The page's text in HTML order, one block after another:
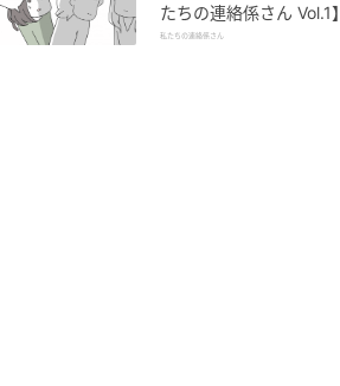
たちの連絡係さん Vol.1】
私たちの連絡係さん